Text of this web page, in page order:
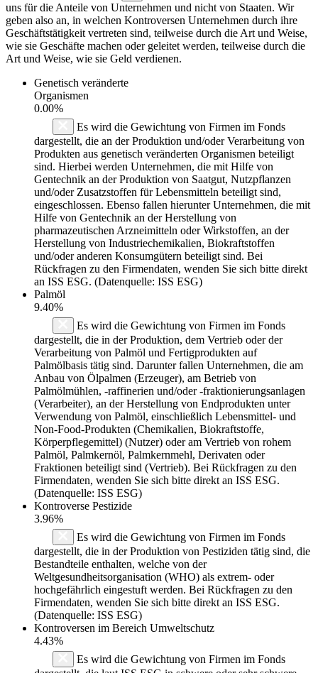
uns für die Anteile von Unternehmen und nicht von Staaten. Wir
geben also an, in welchen Kontroversen Unternehmen durch ihre
Geschäftstätigkeit vertreten sind, teilweise durch die Art und Weise,
wie sie Geschäfte machen oder geleitet werden, teilweise durch die
Art und Weise, wie sie Geld verdienen.
Genetisch veränderte
Organismen
0.00%
Es wird die Gewichtung von Firmen im Fonds
dargestellt, die an der Produktion und/oder Verarbeitung von
Produkten aus genetisch veränderten Organismen beteiligt
sind. Hierbei werden Unternehmen, die mit Hilfe von
Gentechnik an der Produktion von Saatgut, Nutzpflanzen
und/oder Zusatzstoffen für Lebensmitteln beteiligt sind,
eingeschlossen. Ebenso fallen hierunter Unternehmen, die mit
Hilfe von Gentechnik an der Herstellung von
pharmazeutischen Arzneimitteln oder Wirkstoffen, an der
Herstellung von Industriechemikalien, Biokraftstoffen
und/oder anderen Konsumgütern beteiligt sind. Bei
Rückfragen zu den Firmendaten, wenden Sie sich bitte direkt
an ISS ESG. (Datenquelle: ISS ESG)
Palmöl
9.40%
Es wird die Gewichtung von Firmen im Fonds
dargestellt, die in der Produktion, dem Vertrieb oder der
Verarbeitung von Palmöl und Fertigprodukten auf
Palmölbasis tätig sind. Darunter fallen Unternehmen, die am
Anbau von Ölpalmen (Erzeuger), am Betrieb von
Palmölmühlen, -raffinerien und/oder -fraktionierungsanlagen
(Verarbeiter), an der Herstellung von Endprodukten unter
Verwendung von Palmöl, einschließlich Lebensmittel- und
Non-Food-Produkten (Chemikalien, Biokraftstoffe,
Körperpflegemittel) (Nutzer) oder am Vertrieb von rohem
Palmöl, Palmkernöl, Palmkernmehl, Derivaten oder
Fraktionen beteiligt sind (Vertrieb). Bei Rückfragen zu den
Firmendaten, wenden Sie sich bitte direkt an ISS ESG.
(Datenquelle: ISS ESG)
Kontroverse Pestizide
3.96%
Es wird die Gewichtung von Firmen im Fonds
dargestellt, die in der Produktion von Pestiziden tätig sind, die
Bestandteile enthalten, welche von der
Weltgesundheitsorganisation (WHO) als extrem- oder
hochgefährlich eingestuft werden. Bei Rückfragen zu den
Firmendaten, wenden Sie sich bitte direkt an ISS ESG.
(Datenquelle: ISS ESG)
Kontroversen im Bereich Umweltschutz
4.43%
Es wird die Gewichtung von Firmen im Fonds